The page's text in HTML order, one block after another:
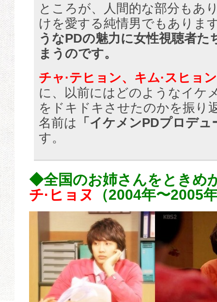
ところが、人間的な部分もあ
けを愛する純情男でもありま
うなPDの魅力に女性視聴者た
まうのです。
チャ·テヒョン、キム·スヒョ
に、以前にはどのようなイケ
をドキドキさせたのかを振り
名前は 「イケメンPDプロデ
す。
◆全国のお姉さんをときめ
チ·ヒョヌ
（2004年〜2005